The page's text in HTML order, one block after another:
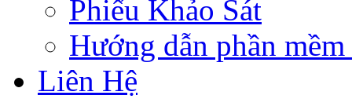
Phiếu Khảo Sát
Hướng dẫn phần
Liên Hệ